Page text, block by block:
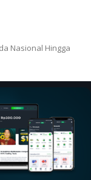
Nasional Hingga